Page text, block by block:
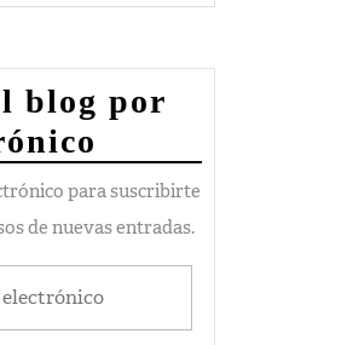
blog por
para suscribirte
de nuevas entradas.